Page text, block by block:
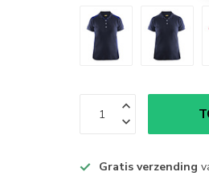
Gratis verzending